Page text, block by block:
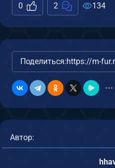
0 2 134
Поделиться:https://m-
Автор: